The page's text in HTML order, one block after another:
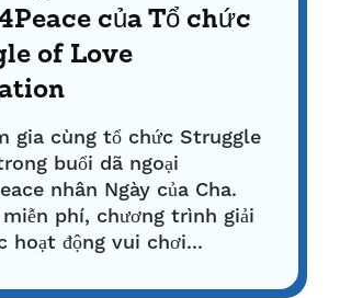
của Tổ chức
of Love
gia cùng tổ chức Struggle
buổi dã ngoại
nhân Ngày của Cha.
miễn phí, chương trình giải
hoạt động vui chơi...